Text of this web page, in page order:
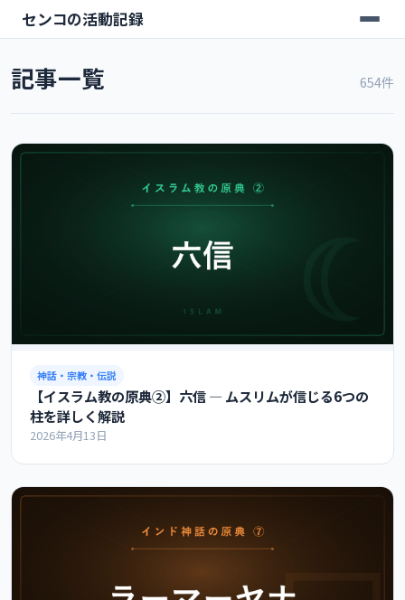
センコの活動記録
記事一覧 654件
神話・宗教・伝説
【イスラム教の原典②】六信 ― ムスリムが信じる6つの
柱を詳しく解説
2026年4月13日